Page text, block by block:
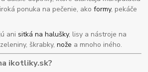
ponuka na pečenie, akoformy, pekáče
anisitká na halušky, lisy a nástroje na
škrabky,nože a mnoho iného.
ikotliky.sk?